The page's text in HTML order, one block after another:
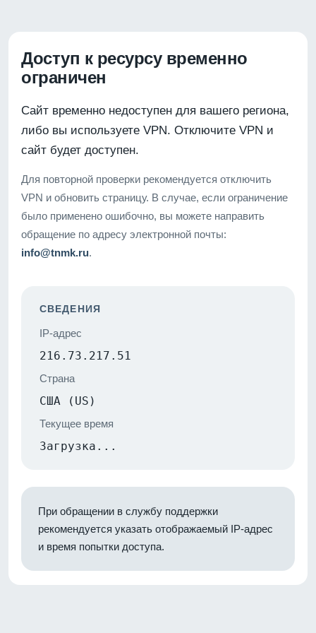
Доступ к ресурсу временно
ограничен
Сайт временно недоступен для вашего региона,
либо вы используете VPN. Отключите VPN и
сайт будет доступен.
Для повторной проверки рекомендуется отключить
VPN и обновить страницу. В случае, если ограничение
было применено ошибочно, вы можете направить
обращение по адресу электронной почты:
info@tnmk.ru.
СВЕДЕНИЯ
IP-адрес
216.73.217.51
Страна
США (US)
Текущее время
Загрузка...
При обращении в службу поддержки
рекомендуется указать отображаемый IP-адрес
и время попытки доступа.